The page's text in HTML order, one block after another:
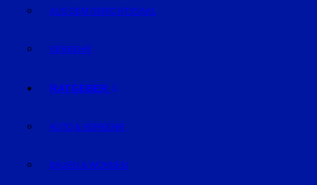
AUS DEM GERICHTSSAAL
VERKEHR
RATGEBER
AUTO & VERKEHR
BAUEN & WOHNEN